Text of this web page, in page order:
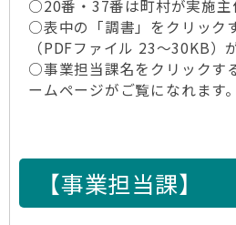
○20番・37番は町村が実施主
○表中の「調書」をクリック
（PDFファイル 23～30KB）
○事業担当課名をクリックす
ームページがご覧になれます。
【事業担当課】